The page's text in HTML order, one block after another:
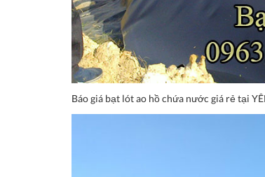
Báo giá bạt lót ao hồ chứa nước giá rẻ tại